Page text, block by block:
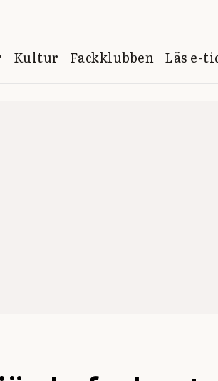
Kultur Fackklubben Läs e-